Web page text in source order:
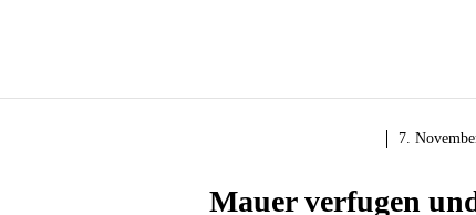
7.
Mauer verfugen